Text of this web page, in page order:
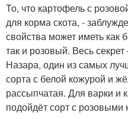
То, что картофель с
для корма скота, -
свойства может иметь как
так и розовый. Весь
Назара, один из самых
сорта с белой кожурой и
рассыпчатая. Для варки и
подойдёт сорт с розовыми